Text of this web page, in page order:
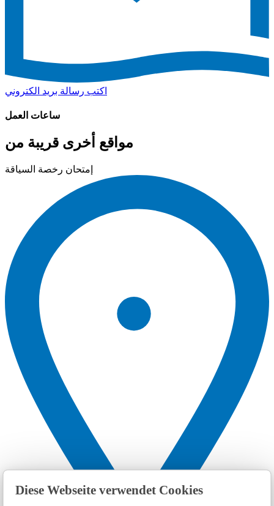
Diese Webseite verwendet Cookies
اكتب رسالة بريد الكتروني
ساعات العمل
مواقع أخرى قريبة من
إمتحان رخصة السياقة